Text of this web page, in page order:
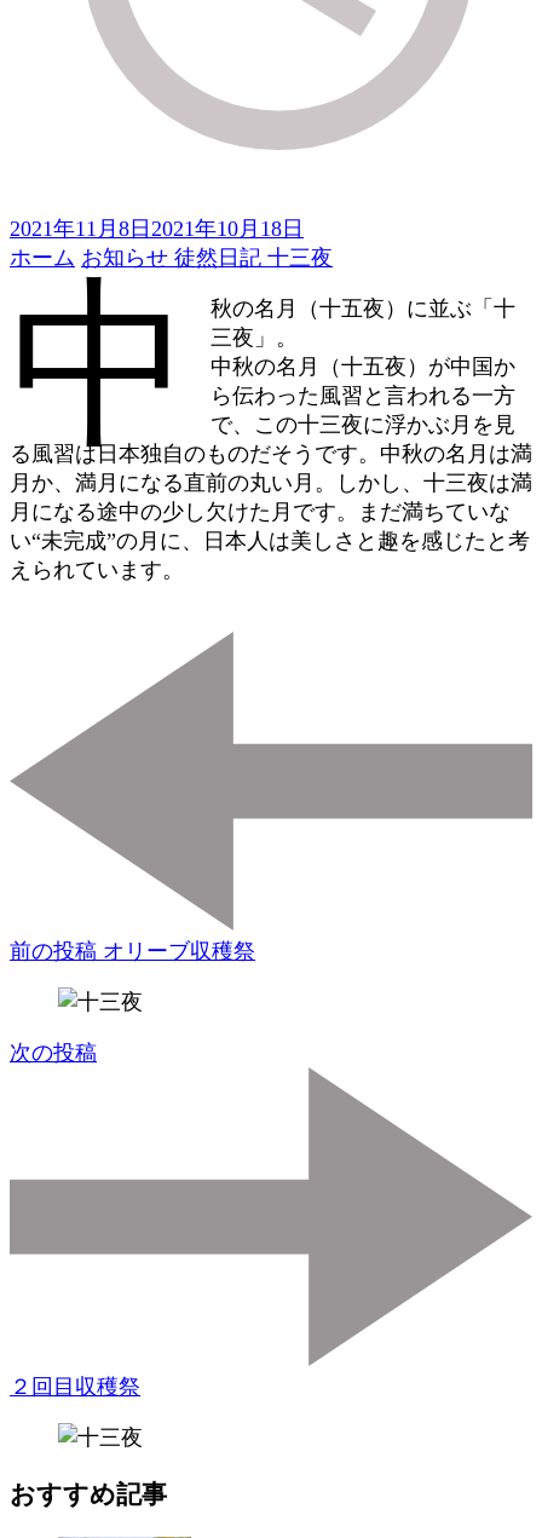
2021年11月8日 2021年10月18日
ホーム お知らせ 徒然日記 十三夜
中
秋の名月（十五夜）に並ぶ「十
三夜」。
中秋の名月（十五夜）が中国か
ら伝わった風習と言われる一方
で、この十三夜に浮かぶ月を見
る風習は日本独自のものだそうです。中秋の名月は満
月か、満月になる直前の丸い月。しかし、十三夜は満
月になる途中の少し欠けた月です。まだ満ちていな
い“未完成”の月に、日本人は美しさと趣を感じたと考
えられています。
ビ
ョ
前の投稿 オリーブ収穫祭
次の投稿
２回目収穫祭
おすすめ記事